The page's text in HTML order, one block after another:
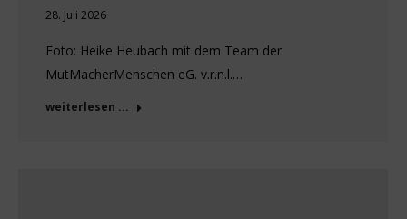
28. Juli 2026
Foto: Heike Heubach mit dem Team der
MutMacherMenschen eG. v.r.n.l.…
weiterlesen ...